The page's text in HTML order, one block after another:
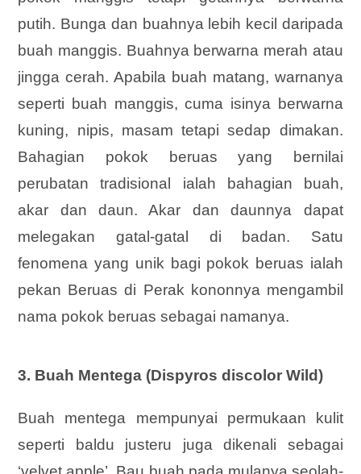
putih. Bunga dan buahnya lebih kecil daripada
buah manggis. Buahnya berwarna merah atau
jingga cerah. Apabila buah matang, warnanya
seperti buah manggis, cuma isinya berwarna
kuning, nipis, masam tetapi sedap dimakan.
Bahagian pokok beruas yang bernilai
perubatan tradisional ialah bahagian buah,
akar dan daun. Akar dan daunnya dapat
melegakan gatal-gatal di badan. Satu
fenomena yang unik bagi pokok beruas ialah
pekan Beruas di Perak kononnya mengambil
nama pokok beruas sebagai namanya.
3. Buah Mentega (Dispyros discolor Wild)
Buah mentega mempunyai permukaan kulit
seperti baldu justeru juga dikenali sebagai